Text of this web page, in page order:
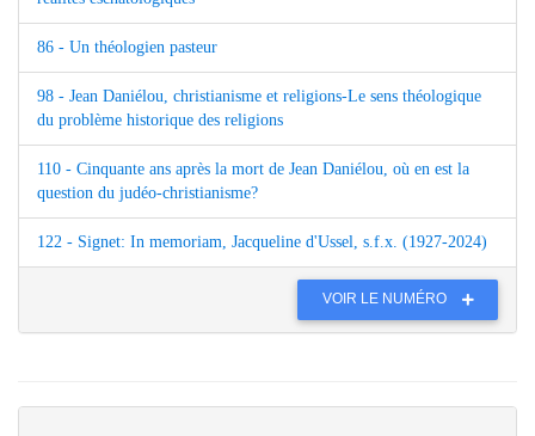
86 - Un théologien pasteur
98 - Jean Daniélou, christianisme et religions-Le sens théologique
du problème historique des religions
110 - Cinquante ans après la mort de Jean Daniélou, où en est la
question du judéo-christianisme?
122 - Signet: In memoriam, Jacqueline d'Ussel, s.f.x. (1927-2024)
VOIR LE NUMÉRO